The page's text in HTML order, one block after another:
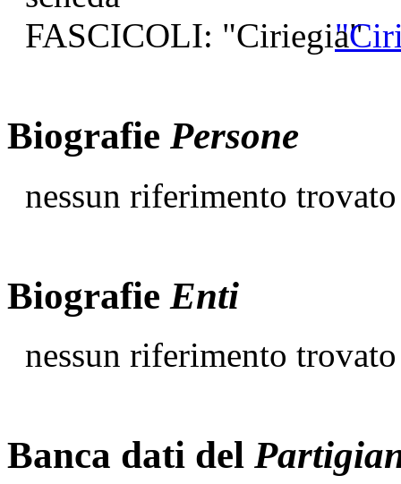
Biografie Persone
nessun riferimento trovato
Biografie Enti
nessun riferimento trovato
Banca dati del